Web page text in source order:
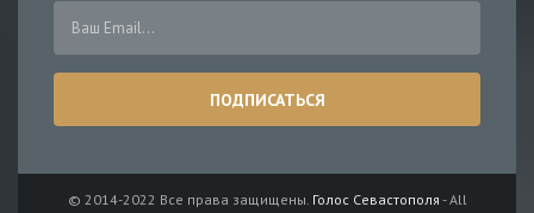
© 2014-2022 Все права защищены. Голос Севастополя - All